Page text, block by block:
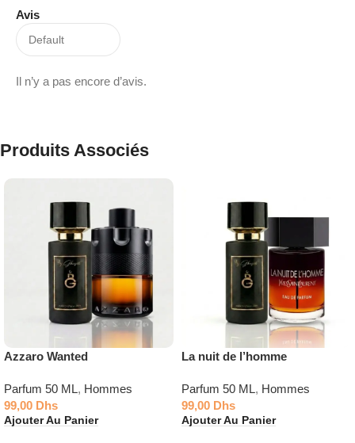
Avis
Il n’y a pas encore d’avis.
Produits Associés
Azzaro Wanted
Parfum 50 ML, Hommes
99,00 Dhs
Ajouter Au Panier
La nuit de l’homme
Parfum 50 ML, Hommes
99,00 Dhs
Ajouter Au Panier